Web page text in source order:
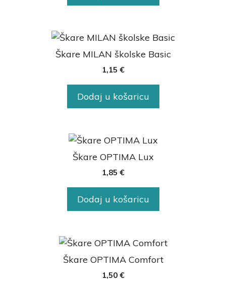
Škare MILAN školske Basic
1,15 €
Dodaj u košaricu
Škare OPTIMA Lux
1,85 €
Dodaj u košaricu
Škare OPTIMA Comfort
1,50 €